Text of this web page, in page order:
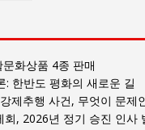
화상품 4종 판매
: 한반도 평화의 새로운 길
제추행 사건, 무엇이 문제
회, 2026년 정기 승진 인사